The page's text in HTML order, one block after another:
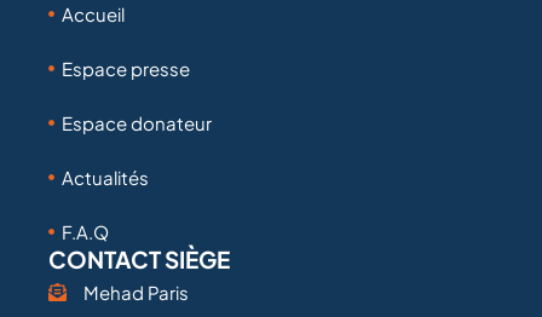
Accueil
Espace presse
Espace donateur
Actualités
F.A.Q
CONTACT SIÈGE
Mehad Paris